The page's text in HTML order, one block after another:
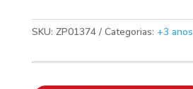
SKU: ZP01374 Categorias: +3 anos